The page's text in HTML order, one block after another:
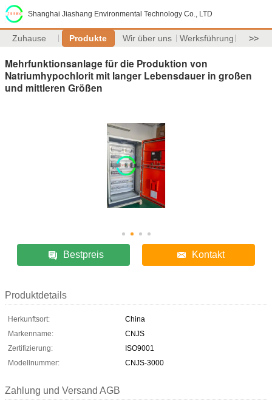
Shanghai Jiashang Environmental Technology Co., LTD
Zuhause Produkte Wir über uns Werksführung >>
Mehrfunktionsanlage für die Produktion von
Natriumhypochlorit mit langer Lebensdauer in großen
und mittleren Größen
Bestpreis Kontakt
Produktdetails
Herkunftsort:
China
Markenname:
CNJS
Zertifizierung:
ISO9001
Modellnummer:
CNJS-3000
Zahlung und Versand AGB